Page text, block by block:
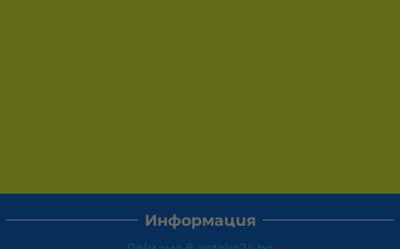
Информация